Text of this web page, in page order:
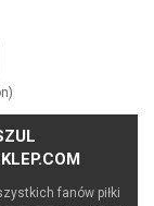
fanów piłki